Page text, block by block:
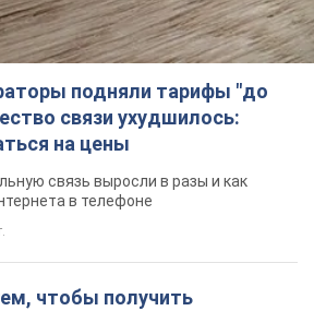
подняли тарифы "до
связи ухудшилось:
на цены
связь выросли в разы и как
в телефоне
чтобы получить